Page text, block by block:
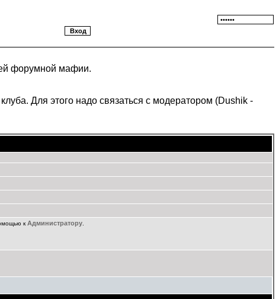
форумной мафии.
Для этого надо связаться с модератором (Dushik -
к Администратору